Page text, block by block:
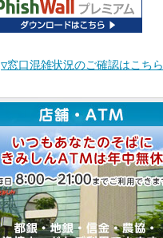
▽窓口混雑状況のご確認はこちら